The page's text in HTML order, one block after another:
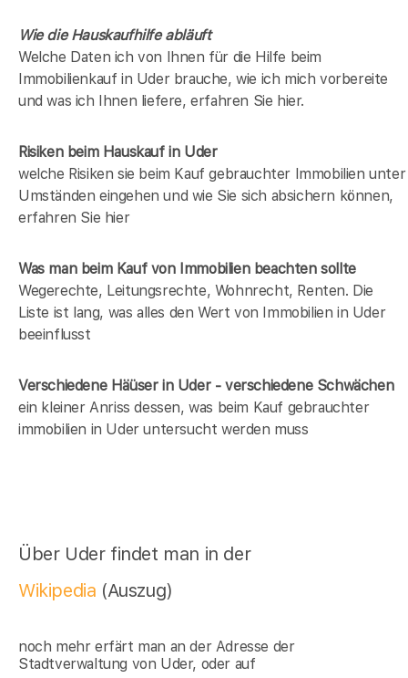
Wie die Hauskaufhilfe abläuft
Welche Daten ich von Ihnen für die Hilfe beim
Immobilienkauf in Uder brauche, wie ich mich vorbereite
und was ich Ihnen liefere, erfahren Sie hier.
Risiken beim Hauskaufin Uder
welche Risiken sie beim Kauf gebrauchter Immobilien unter
Umständen eingehen und wie Sie sich absichern können,
erfahren Sie hier
Was man beim Kauf von Immobilien beachten sollte
Wegerechte, Leitungsrechte, Wohnrecht, Renten. Die
Liste ist lang, was alles den Wert von Immobilien in Uder
beeinflusst
Verschiedene Häüser in Uder - verschiedene Schwächen
ein kleiner Anriss dessen, was beim Kauf gebrauchter
immobilien in Uder untersucht werden muss
Über Uder findet man in der
Wikipedia (Auszug)
noch mehr erfärt man an der Adresse der
Stadtverwaltung von Uder, oder auf